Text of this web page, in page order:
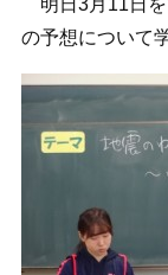
の予想について